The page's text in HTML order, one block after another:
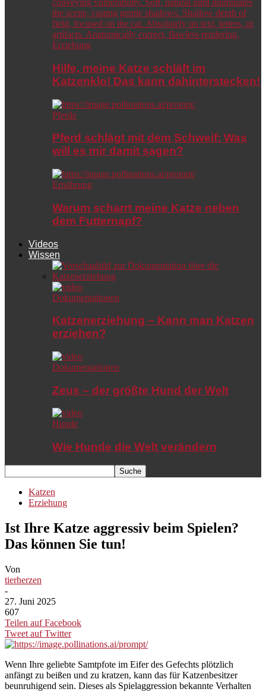
Erziehung
Hilfe, meine Katze schläft im
Katzenklo! Das kann dahinterstecken!
Pferde
Pferd schlägt mit dem Schweif: Was
will es mir damit sagen?
Ernährung
Warum scharrt meine Katze neben
dem Futternapf?
Videos
Wissen
Dokumentationen
Katzenerziehung – Kann man Katzen
erziehen?
Dokumentationen
Zeus – der größte Hund der Welt
Hunde
Wie Hunde die Welt verändern
Katzen
Erziehung
Ist Ihre Katze aggressiv beim Spielen?
Das können Sie tun!
Von
tierherzen
-
27. Juni 2025
607
Teilen auf Facebook
Tweet auf Twitter
Wenn Ihre geliebte Samtpfote im Eifer des Gefechts plötzlich
anfängt zu beißen und zu kratzen, kann das für Katzenbesitzer
beunruhigend sein. Dieses als Spielaggression bekannte Verhalten